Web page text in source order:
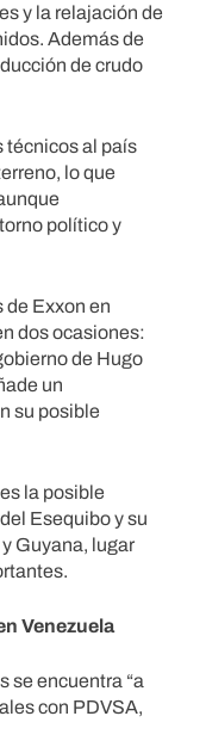
y la relajación de
Además de
de crudo
técnicos al país
lo que
político y
de Exxon en
dos ocasiones:
de Hugo
un
su posible
la posible
Esequibo y su
Guyana, lugar
Venezuela
se encuentra “a
con PDVSA,